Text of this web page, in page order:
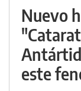
Nuevo
este